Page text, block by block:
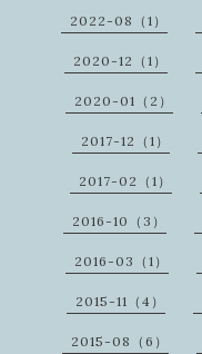
2022-08（1）
2020-12（1）
2020-01（2）
2017-12（1）
2017-02（1）
2016-10（3）
2016-03（1）
2015-11（4）
2015-08（6）